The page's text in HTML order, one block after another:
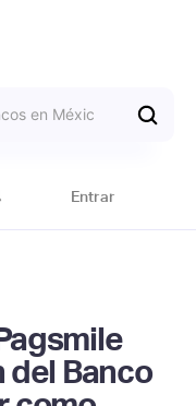
Entrar
Banco